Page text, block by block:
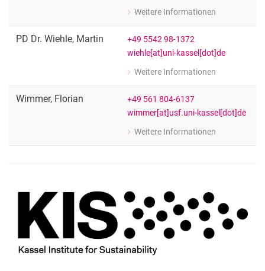
Weitere Informationen
zu Yvonne Wechuli
PD Dr. Wiehle, Martin
+49 5542 98-1372
wiehle[at]uni-kassel[dot]de
Weitere Informationen
zu PD Dr. Martin Wiehle
Wimmer, Florian
+49 561 804-6137
wimmer[at]usf.uni-kassel[dot]de
Weitere Informationen
zu Florian Wimmer